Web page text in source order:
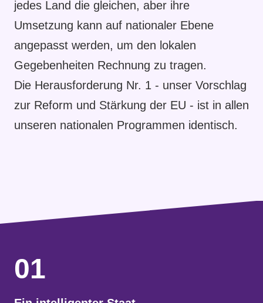
jedes Land die gleichen, aber ihre
Umsetzung kann auf nationaler Ebene
angepasst werden, um den lokalen
Gegebenheiten Rechnung zu tragen.
Die Herausforderung Nr. 1 - unser Vorschlag
zur Reform und Stärkung der EU - ist in allen
unseren nationalen Programmen identisch.
01